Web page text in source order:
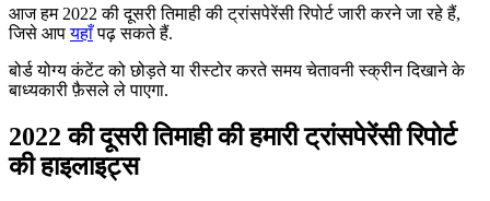
आज हम 2022 की दूसरी तिमाही की ट्रांसपेरेंसी रिपोर्ट जारी करने जा रहे हैं,
जिसे आपयहाँपढ़ सकते हैं.
बोर्ड योग्य कंटेंट को छोड़ते या रीस्टोर करते समय चेतावनी स्क्रीन दिखाने के
बाध्यकारी फ़ैसले ले पाएगा.
2022 की दूसरी तिमाही की हमारी ट्रांसपेरेंसी रिपोर्ट
की हाइलाइट्स